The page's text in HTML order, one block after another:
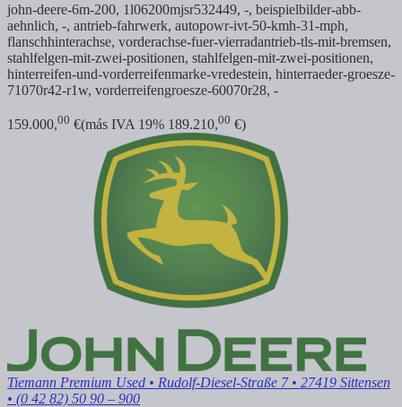
john-deere-6m-200, 1l06200mjsr532449, -, beispielbilder-abb-
aehnlich, -, antrieb-fahrwerk, autopowr-ivt-50-kmh-31-mph,
flanschhinterachse, vorderachse-fuer-vierradantrieb-tls-mit-bremsen,
stahlfelgen-mit-zwei-positionen, stahlfelgen-mit-zwei-positionen,
hinterreifen-und-vorderreifenmarke-vredestein, hinterraeder-groesze-
71070r42-r1w, vorderreifengroesze-60070r28, -
159.000,00 €(más IVA 19% 189.210,00 €)
Tiemann Premium Used • Rudolf-Diesel-Straße 7 • 27419 Sittensen
• (0 42 82) 50 90 – 900